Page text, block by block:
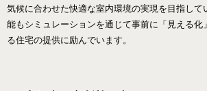
気候に合わせた快適な室内環境の実現を目指して
能もシミュレーションを通じて事前に「見える化
る住宅の提供に励んでいます。